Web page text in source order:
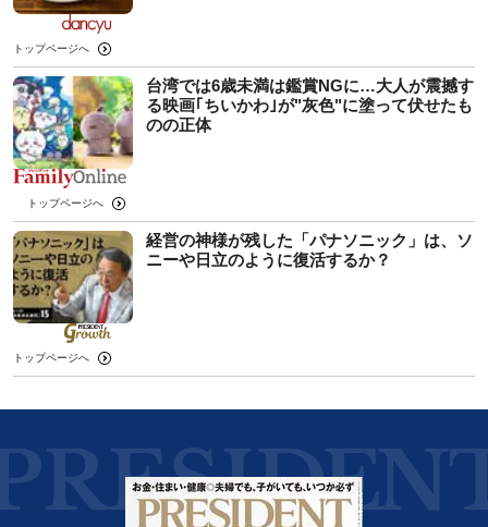
トップページへ
台湾では6歳未満は鑑賞NGに…大人が震撼す
る映画｢ちいかわ｣が"灰色"に塗って伏せたも
のの正体
トップページへ
経営の神様が残した「パナソニック」は、ソ
ニーや日立のように復活するか？
トップページへ